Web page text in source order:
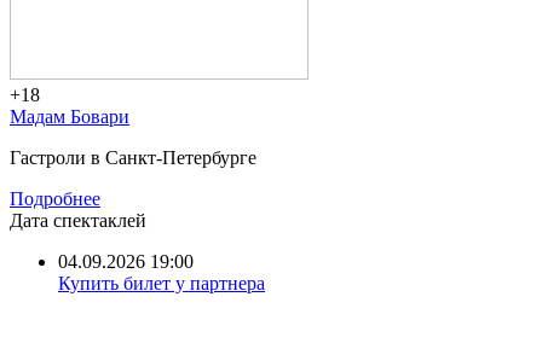
+18
Мадам Бовари
Гастроли в Санкт-Петербурге
Подробнее
Дата спектаклей
04.09.2026 19:00
Купить билет у партнера